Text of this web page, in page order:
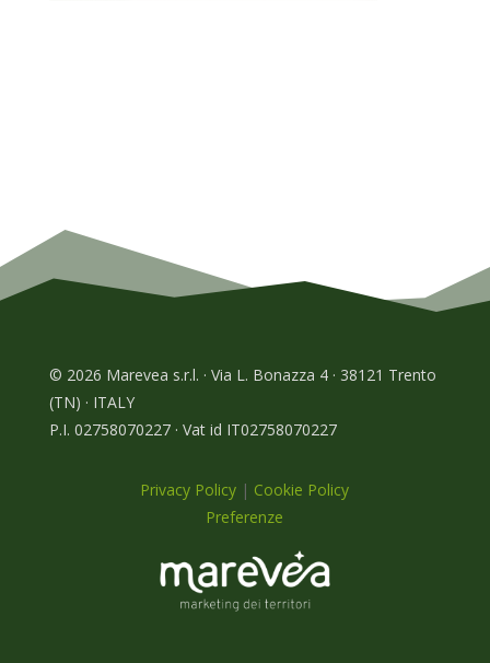
© 2026 Marevea s.r.l. · Via L. Bonazza 4 · 38121 Trento
(TN) · ITALY
P.I. 02758070227 · Vat id IT02758070227
Privacy Policy | Cookie Policy
Preferenze